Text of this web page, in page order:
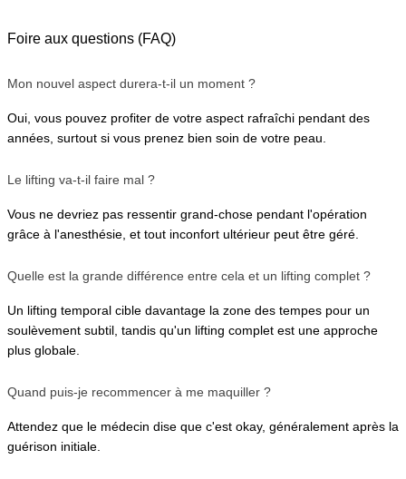
Foire aux questions (FAQ)
Mon nouvel aspect durera-t-il un moment ?
Oui, vous pouvez profiter de votre aspect rafraîchi pendant des
années, surtout si vous prenez bien soin de votre peau.
Le lifting va-t-il faire mal ?
Vous ne devriez pas ressentir grand-chose pendant l'opération
grâce à l'anesthésie, et tout inconfort ultérieur peut être géré.
Quelle est la grande différence entre cela et un lifting complet ?
Un lifting temporal cible davantage la zone des tempes pour un
soulèvement subtil, tandis qu'un lifting complet est une approche
plus globale.
Quand puis-je recommencer à me maquiller ?
Attendez que le médecin dise que c'est okay, généralement après la
guérison initiale.